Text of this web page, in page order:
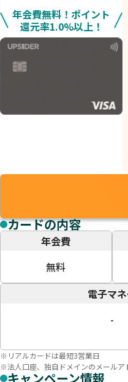
年会費無料！ポイント
還元率1.0%以上！
カードの内容
年会費
無料
電子マ
-
※リアルカードは最短3営業日
※法人口座、独自ドメインのメールア
キャンペーン情報